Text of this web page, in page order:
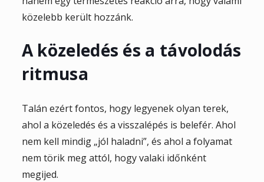
közelebb került hozzánk.
A közeledés és a távolodás
ritmusa
Talán ezért fontos, hogy legyenek olyan terek,
ahol a közeledés és a visszalépés is belefér. Ahol
nem kell mindig „jól haladni”, és ahol a folyamat
nem törik meg attól, hogy valaki időnként
megijed.